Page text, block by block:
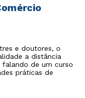
e doutores, o
a distância
de um curso
práticas de